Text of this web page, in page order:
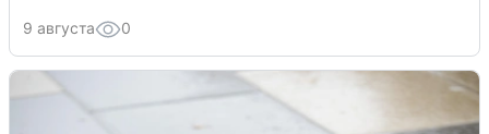
9 августа 0